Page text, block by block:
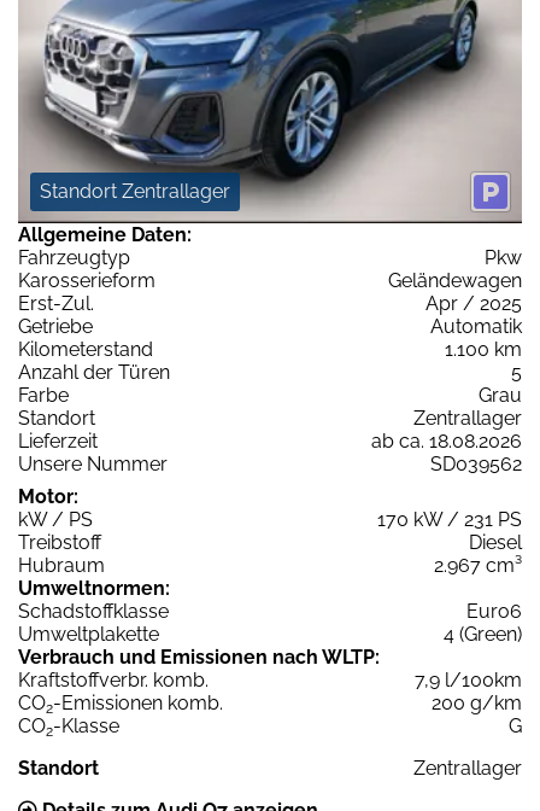
Standort Zentrallager
Allgemeine Daten:
Fahrzeugtyp
Pkw
Karosserieform
Geländewagen
Erst-Zul.
Apr / 2025
Getriebe
Automatik
Kilometerstand
1.100 km
Anzahl der Türen
5
Farbe
Grau
Standort
Zentrallager
Lieferzeit
ab ca. 18.08.2026
Unsere Nummer
SD039562
Motor:
kW / PS
170 kW / 231 PS
Treibstoff
Diesel
Hubraum
2.967 cm³
Umweltnormen:
Schadstoffklasse
Euro6
Umweltplakette
4 (Green)
Verbrauch und Emissionen nach WLTP:
Kraftstoffverbr. komb.
7,9 l/100km
CO2-Emissionen komb.
200 g/km
CO2-Klasse
G
Standort
Zentrallager